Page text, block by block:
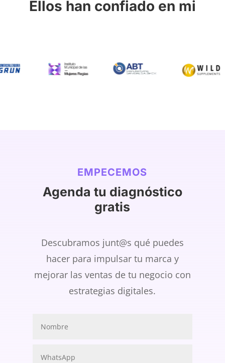
Ellos han confiado en mi
EMPECEMOS
Agenda tu diagnóstico
gratis
Descubramos junt@s qué puedes
hacer para impulsar tu marca y
mejorar las ventas de tu negocio con
estrategias digitales.